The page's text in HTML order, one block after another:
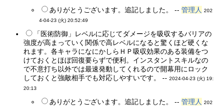
ありがとうございます。追記しました。 --管理人
202
4-04-23 (火) 20:52:49
「医術防御」レベルに応じてダメージを吸収するバリアの
強度が高まっていく関係で高レベルになると驚くほど硬くな
れます。各キャラになにかしらＨＰ吸収効果のある装備をつ
けておくとほぼ回復要らずで便利。インスタントスキルなの
で不意打ち以外では最速発動してくれるので開幕用にロック
しておくと強敵相手でも対応しやすいです。 --2024-04-23 (火) 19:
20:13
ありがとうございます。追記しました。 --管理人 202